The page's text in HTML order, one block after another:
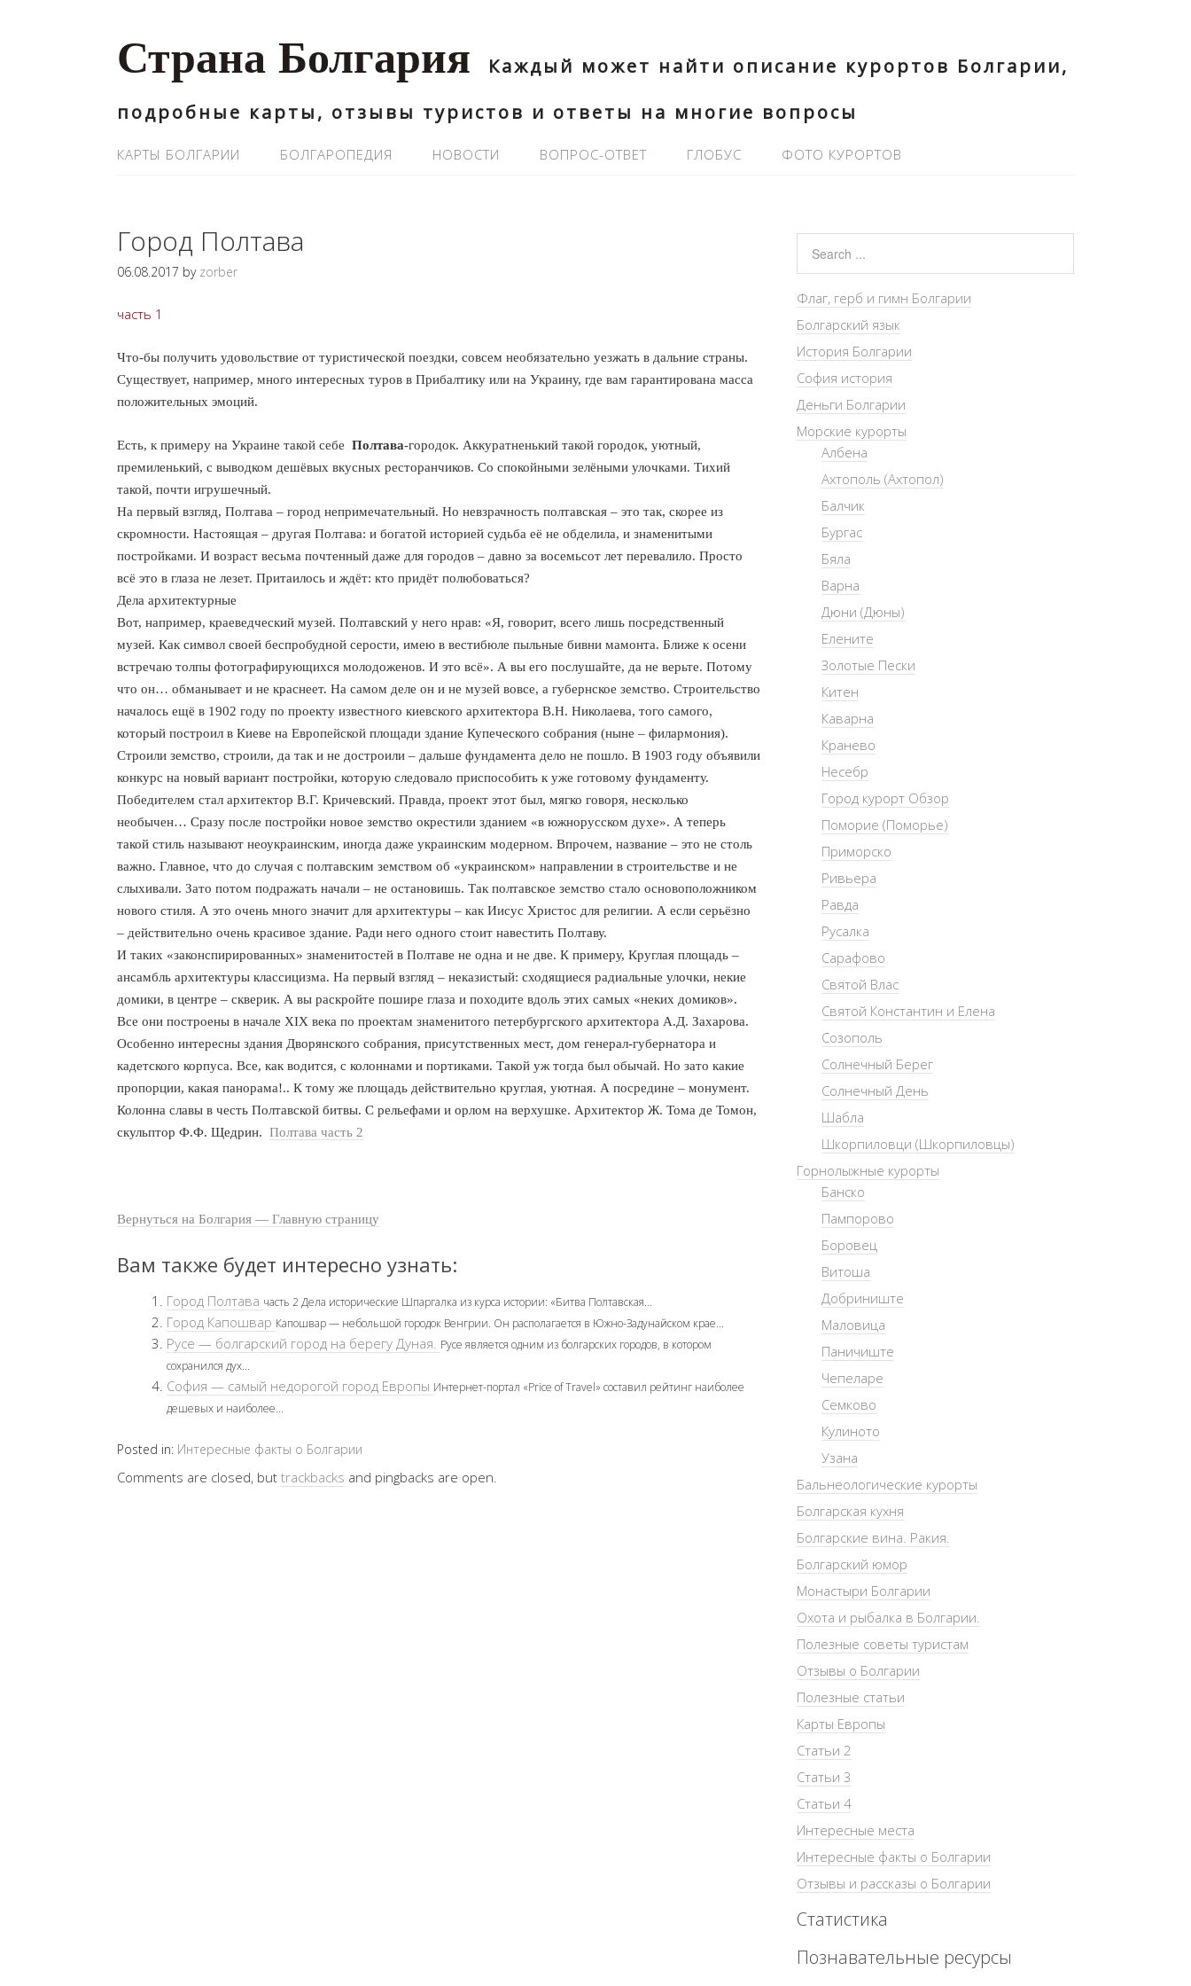
Страна Болгария
Каждый может найти описание курортов Болгарии,
подробные карты, отзывы туристов и ответы на многие вопросы
КАРТЫ БОЛГАРИИ БОЛГАРОПЕДИЯ НОВОСТИ ВОПРОС-ОТВЕТ ГЛОБУС ФОТО КУРОРТОВ
Город Полтава
06.08.2017 by zorber
часть 1
Что-бы получить удовольствие от туристической поездки, совсем необязательно уезжать в дальние страны.
Существует, например, много интересных туров в Прибалтику или на Украину, где вам гарантирована масса
положительных эмоций.
Есть, к примеру на Украине такой себе Полтава-городок. Аккуратненький такой городок, уютный,
премиленький, с выводком дешёвых вкусных ресторанчиков. Со спокойными зелёными улочками. Тихий
такой, почти игрушечный.
На первый взгляд, Полтава – город непримечательный. Но невзрачность полтавская – это так, скорее из
скромности. Настоящая – другая Полтава: и богатой историей судьба её не обделила, и знаменитыми
постройками. И возраст весьма почтенный даже для городов – давно за восемьсот лет перевалило. Просто
всё это в глаза не лезет. Притаилось и ждёт: кто придёт полюбоваться?
Дела архитектурные
Вот, например, краеведческий музей. Полтавский у него нрав: «Я, говорит, всего лишь посредственный
музей. Как символ своей беспробудной серости, имею в вестибюле пыльные бивни мамонта. Ближе к осени
встречаю толпы фотографирующихся молодоженов. И это всё». А вы его послушайте, да не верьте. Потому
что он… обманывает и не краснеет. На самом деле он и не музей вовсе, а губернское земство. Строительство
началось ещё в 1902 году по проекту известного киевского архитектора В.Н. Николаева, того самого,
который построил в Киеве на Европейской площади здание Купеческого собрания (ныне – филармония).
Строили земство, строили, да так и не достроили – дальше фундамента дело не пошло. В 1903 году объявили
конкурс на новый вариант постройки, которую следовало приспособить к уже готовому фундаменту.
Победителем стал архитектор В.Г. Кричевский. Правда, проект этот был, мягко говоря, несколько
необычен… Сразу после постройки новое земство окрестили зданием «в южнорусском духе». А теперь
такой стиль называют неоукраинским, иногда даже украинским модерном. Впрочем, название – это не столь
важно. Главное, что до случая с полтавским земством об «украинском» направлении в строительстве и не
слыхивали. Зато потом подражать начали – не остановишь. Так полтавское земство стало основоположником
нового стиля. А это очень много значит для архитектуры – как Иисус Христос для религии. А если серьёзно
– действительно очень красивое здание. Ради него одного стоит навестить Полтаву.
И таких «законспирированных» знаменитостей в Полтаве не одна и не две. К примеру, Круглая площадь –
ансамбль архитектуры классицизма. На первый взгляд – неказистый: сходящиеся радиальные улочки, некие
домики, в центре – скверик. А вы раскройте пошире глаза и походите вдоль этих самых «неких домиков».
Все они построены в начале XIX века по проектам знаменитого петербургского архитектора А.Д. Захарова.
Особенно интересны здания Дворянского собрания, присутственных мест, дом генерал-губернатора и
кадетского корпуса. Все, как водится, с колоннами и портиками. Такой уж тогда был обычай. Но зато какие
пропорции, какая панорама!.. К тому же площадь действительно круглая, уютная. А посредине – монумент.
Колонна славы в честь Полтавской битвы. С рельефами и орлом на верхушке. Архитектор Ж. Тома де Томон,
скульптор Ф.Ф. Щедрин. Полтава часть 2
Вернуться на Болгария — Главную страницу
Вам также будет интересно узнать:
Город Полтава часть 2 Дела исторические Шпаргалка из курса истории: «Битва Полтавская...
Город Капошвар Капошвар — небольшой городок Венгрии. Он располагается в Южно-Задунайском крае...
Русе — болгарский город на берегу Дуная. Русе является одним из болгарских городов, в котором
сохранился дух...
София — самый недорогой город Европы Интернет-портал «Price of Travel» составил рейтинг наиболее
дешевых и наиболее...
Posted in: Интересные факты о Болгарии
Comments are closed, but trackbacks and pingbacks are open.
Флаг, герб и гимн Болгарии
Болгарский язык
История Болгарии
София история
Деньги Болгарии
Морские курорты
Албена
Ахтополь (Ахтопол)
Балчик
Бургас
Бяла
Варна
Дюни (Дюны)
Елените
Золотые Пески
Китен
Каварна
Кранево
Несебр
Город курорт Обзор
Поморие (Поморье)
Приморско
Ривьера
Равда
Русалка
Сарафово
Святой Влас
Святой Константин и Елена
Созополь
Солнечный Берег
Солнечный День
Шабла
Шкорпиловци (Шкорпиловцы)
Горнолыжные курорты
Банско
Пампорово
Боровец
Витоша
Добриниште
Маловица
Паничиште
Чепеларе
Семково
Кулиното
Узана
Бальнеологические курорты
Болгарская кухня
Болгарские вина. Ракия.
Болгарский юмор
Монастыри Болгарии
Охота и рыбалка в Болгарии.
Полезные советы туристам
Отзывы о Болгарии
Полезные статьи
Карты Европы
Статьи 2
Статьи 3
Статьи 4
Интересные места
Интересные факты о Болгарии
Отзывы и рассказы о Болгарии
Статистика
Познавательные ресурсы